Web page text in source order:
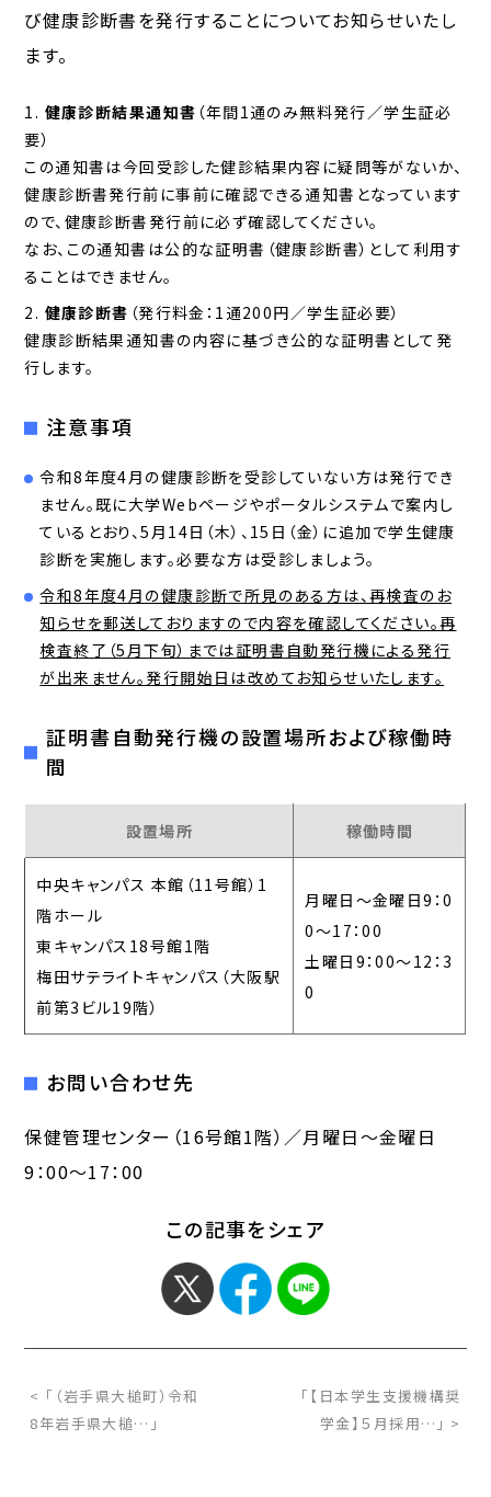
び健康診断書を発行することについてお知らせいたし
ます。
健康診断結果通知書 （年間1通のみ無料発行／学生証必
要）
この通知書は今回受診した健診結果内容に疑問等がないか、
健康診断書発行前に事前に確認できる通知書となっています
ので、健康診断書発行前に必ず確認してください。
なお、この通知書は公的な証明書（健康診断書）として利用す
ることはできません。
健康診断書 （発行料金：1通200円／学生証必要）
健康診断結果通知書の内容に基づき公的な証明書として発
行します。
注意事項
令和8年度4月の健康診断を受診していない方は発行でき
ません。既に大学Webページやポータルシステムで案内し
ているとおり、5月14日（木）、15日（金）に追加で学生健康
診断を実施します。必要な方は受診しましょう。
令和8年度4月の健康診断で所見のある方は、再検査のお
知らせを郵送しておりますので内容を確認してください。再
検査終了（5月下旬）までは証明書自動発行機による発行
が出来ません。発行開始日は改めてお知らせいたします。
証明書自動発行機の設置場所および稼働時
間
設置場所 稼働時間
中央キャンパス 本館（11号館）1
階ホール
東キャンパス18号館1階
梅田サテライトキャンパス（大阪駅
前第3ビル19階）
月曜日～金曜日9：0
0～17：00
土曜日9：00～12：3
0
お問い合わせ先
保健管理センター（16号館1階）／月曜日～金曜日
9：00～17：00
この記事をシェア
< 「（岩手県大槌町）令和
8年岩手県大槌…」
「【日本学生支援機構奨
学金】５月採用…」 >